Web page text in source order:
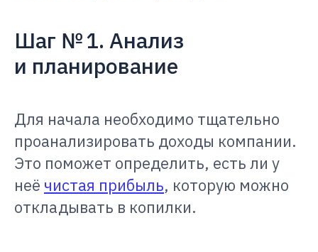
Шаг № 1. Анализ
и планирование
Для начала необходимо тщательно
проанализировать доходы компании.
Это поможет определить, есть ли у
неё чистая прибыль, которую можно
откладывать в копилки.